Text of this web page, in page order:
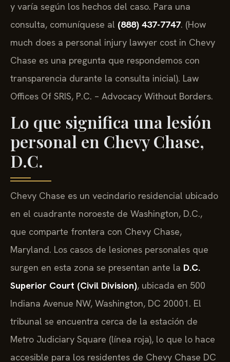
y varía según los hechos del caso. Para una
consulta, comuníquese al (888) 437-7747. (How
much does a personal injury lawyer cost in Chevy
Chase es una pregunta que respondemos con
transparencia durante la consulta inicial). Law
Offices Of SRIS, P.C. – Advocacy Without Borders.
Lo que significa una lesión
personal en Chevy Chase,
D.C.
Chevy Chase es un vecindario residencial ubicado
en el cuadrante noroeste de Washington, D.C.,
que comparte frontera con Chevy Chase,
Maryland. Los casos de lesiones personales que
surgen en esta zona se presentan ante la D.C.
Superior Court (Civil Division), ubicada en 500
Indiana Avenue NW, Washington, DC 20001. El
tribunal se encuentra cerca de la estación de
Metro Judiciary Square (línea roja), lo que lo hace
accesible para los residentes de Chevy Chase DC